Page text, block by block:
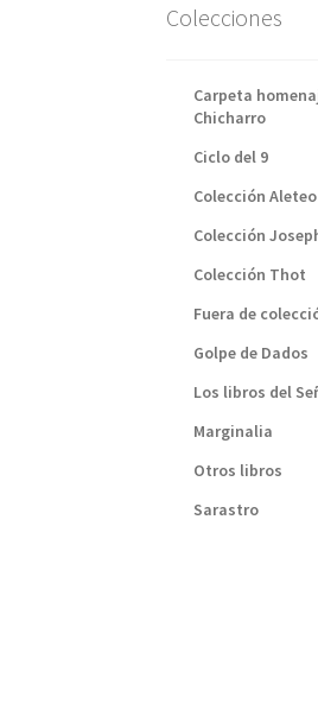
Colecciones
Carpeta
Chicharro
Ciclo del 9
Colección
Colección
Colección Thot
Fuera de
Golpe de Dados
Los libros del
Marginalia
Otros libros
Sarastro